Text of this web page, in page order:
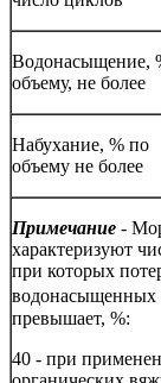
Водонасыщение,
объему, не более
Набухание, % по
объему не более
Примечание -
характеризуют
при которых
водонасыщенных
превышает, %:
40 - при